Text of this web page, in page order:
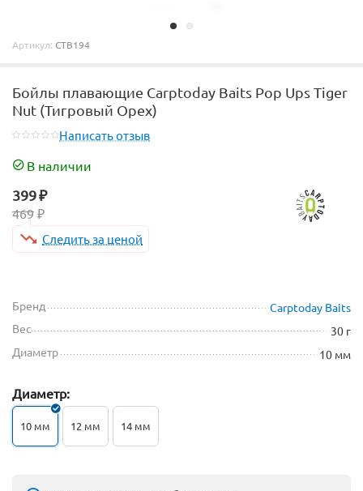
Артикул: CTB194
Бойлы плавающие Carptoday Baits Pop Ups Tiger
Nut (Тигровый Орех)
Написать отзыв
В наличии
399₽
469 ₽
Следить за ценой
Бренд
Carptoday Baits
Вес
30 г
Диаметр
10 мм
Диаметр:
10 мм 12 мм 14 мм